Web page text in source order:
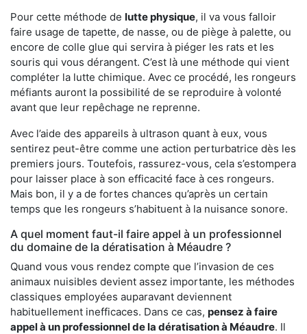
Pour cette méthode de lutte physique, il va vous falloir
faire usage de tapette, de nasse, ou de piège à palette, ou
encore de colle glue qui servira à piéger les rats et les
souris qui vous dérangent. C’est là une méthode qui vient
compléter la lutte chimique. Avec ce procédé, les rongeurs
méfiants auront la possibilité de se reproduire à volonté
avant que leur repêchage ne reprenne.
Avec l’aide des appareils à ultrason quant à eux, vous
sentirez peut-être comme une action perturbatrice dès les
premiers jours. Toutefois, rassurez-vous, cela s’estompera
pour laisser place à son efficacité face à ces rongeurs.
Mais bon, il y a de fortes chances qu’après un certain
temps que les rongeurs s’habituent à la nuisance sonore.
A quel moment faut-il faire appel à un professionnel
du domaine de la dératisation à Méaudre ?
Quand vous vous rendez compte que l’invasion de ces
animaux nuisibles devient assez importante, les méthodes
classiques employées auparavant deviennent
habituellement inefficaces. Dans ce cas, pensez à faire
appel à un professionnel de la dératisation à Méaudre. Il